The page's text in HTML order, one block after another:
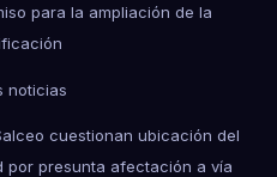
para la ampliación de la
noticias
cuestionan ubicación del
por presunta afectación a vía